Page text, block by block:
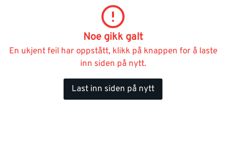
Noe gikk galt
En ukjent feil har oppstått, klikk på knappen for å laste
inn siden på nytt.
Last inn siden på nytt